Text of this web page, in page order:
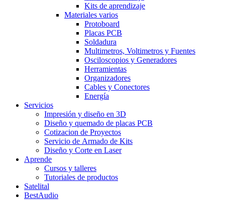
Kits de aprendizaje
Materiales varios
Protoboard
Placas PCB
Soldadura
Multimetros, Voltimetros y Fuentes
Osciloscopios y Generadores
Herramientas
Organizadores
Cables y Conectores
Energía
Servicios
Impresión y diseño en 3D
Diseño y quemado de placas PCB
Cotizacion de Proyectos
Servicio de Armado de Kits
Diseño y Corte en Laser
Aprende
Cursos y talleres
Tutoriales de productos
Satelital
BestAudio